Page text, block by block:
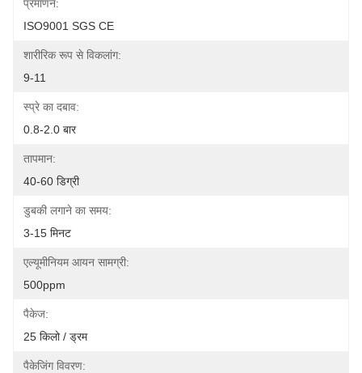
प्रमाणन:
ISO9001 SGS CE
शारीरिक रूप से विकलांग:
9-11
स्प्रे का दबाव:
0.8-2.0 बार
तापमान:
40-60 डिग्री
डुबकी लगाने का समय:
3-15 मिनट
एल्यूमीनियम आयन सामग्री:
500ppm
पैकेज:
25 किलो / ड्रम
पैकेजिंग विवरण: